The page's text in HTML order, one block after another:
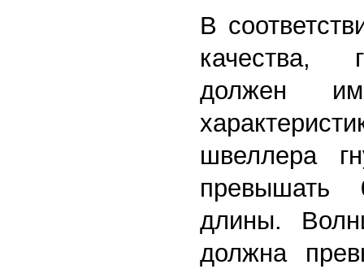
В
качества,
должен
швеллера
длины.
должна